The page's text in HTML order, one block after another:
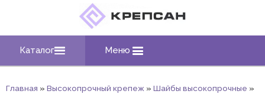
Каталог Меню
Главная » Высокопрочный крепеж » Шайбы высокопрочные »